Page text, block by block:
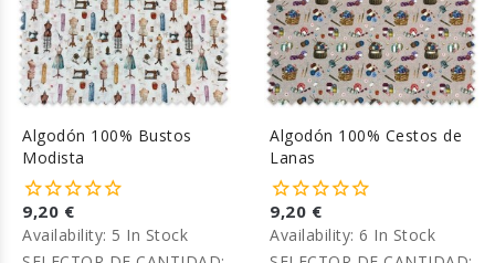
Algodón 100% Bustos
Modista
9,20 €
Availability: 5 In Stock
Algodón 100% Cestos de
Lanas
9,20 €
Availability: 6 In Stock